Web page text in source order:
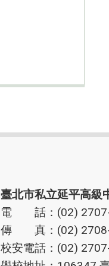
臺北市私立延平高級
電 話：(02)
傳 真：(02)
校安電話：(02)